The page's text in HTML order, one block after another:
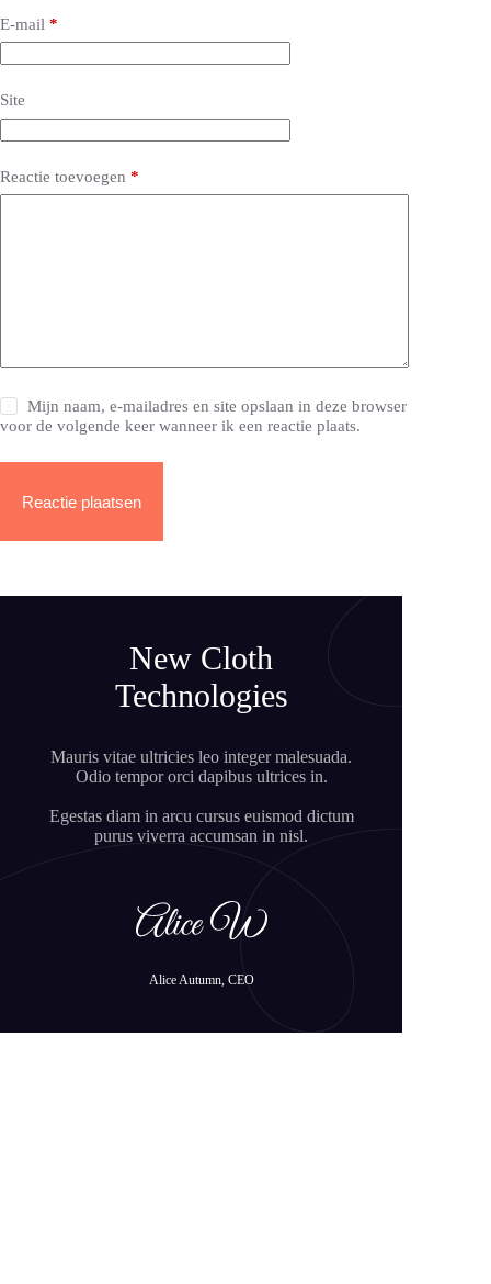
E-mail *
Site
Reactie toevoegen *
Mijn naam, e-mailadres en site opslaan in deze browser
voor de volgende keer wanneer ik een reactie plaats.
Reactie plaatsen
t
i
v
:
New Cloth
Technologies
Mauris vitae ultricies leo integer malesuada.
Odio tempor orci dapibus ultrices in.
Egestas diam in arcu cursus euismod dictum
purus viverra accumsan in nisl.
Alice Autumn, CEO